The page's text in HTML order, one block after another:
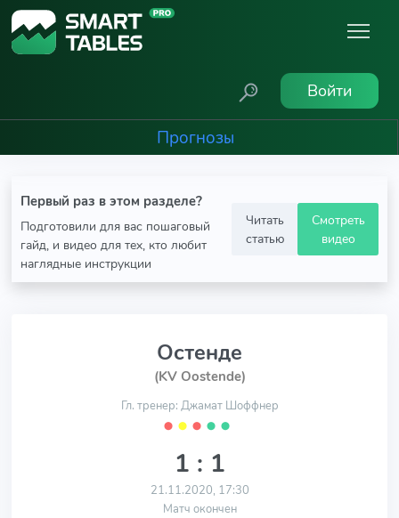
Войти
Прогнозы
Первый раз в этом разделе?
Подготовили для вас пошаговый
гайд, и видео для тех, кто любит
наглядные инструкции
Читать
статью
Смотреть
видео
Остенде
(KV Oostende)
Гл. тренер: Джамат Шоффнер
⬤ ⬤ ⬤ ⬤ ⬤
1 : 1
21.11.2020, 17:30
Матч окончен